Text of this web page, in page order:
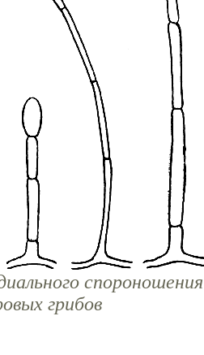
спороношения
грибов